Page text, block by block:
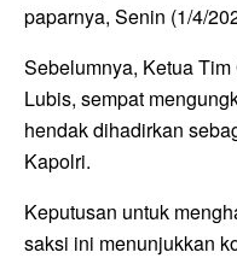
paparnya, Senin (1/4/
Sebelumnya, Ketua
Lubis, sempat
hendak dihadirkan
Kapolri.
Keputusan untuk
saksi ini menunjukkan